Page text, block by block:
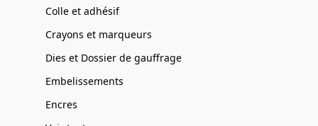
Colle et adhésif
Crayons et marqueurs
Dies et Dossier de gauffrage
Embelissements
Encres